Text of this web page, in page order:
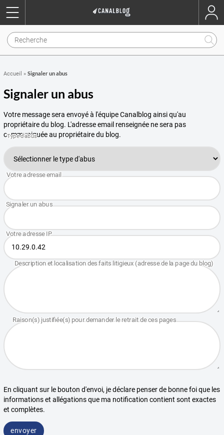
Accueil » Signaler un abus
Signaler un abus
Votre message sera envoyé à l'équipe Canalblog ainsi qu'au
propriétaire du blog. L'adresse email renseignée ne sera pas
communiquée au propriétaire du blog.
En cliquant sur le bouton d'envoi, je déclare penser de bonne foi que les
informations et allégations que ma notification contient sont exactes
et complètes.
envoyer